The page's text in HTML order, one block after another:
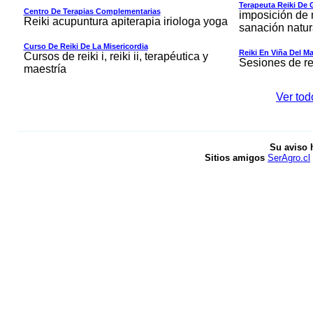
Centro De Terapias Complementarias
Reiki acupuntura apiterapia iriologa yoga
Terapeuta Reiki De
imposición de
sanación
Curso De Reiki De La Misericordia
Cursos de reiki i, reiki ii, terapéutica y
maestría
Reiki En Viña Del
Sesiones de
Ver
Su aviso
Sitios amigos SerAgro.cl